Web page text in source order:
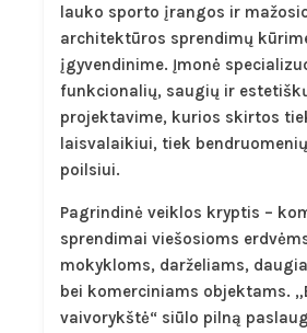
lauko sporto įrangos ir
architektūros sprendimų
įgyvendinime. Įmonė
funkcionalių, saugių ir
projektavime, kurios skirtos
laisvalaikiui, tiek
poilsiui.
Pagrindinė veiklos kryptis –
sprendimai viešosioms
mokykloms, darželiams,
bei komerciniams objektams.
vaivorykštė“ siūlo pilną